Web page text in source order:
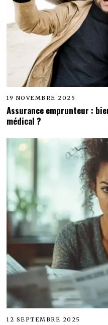
19 NOVEMBRE 2025
Assurance emprunteur :
médical ?
12 SEPTEMBRE 2025